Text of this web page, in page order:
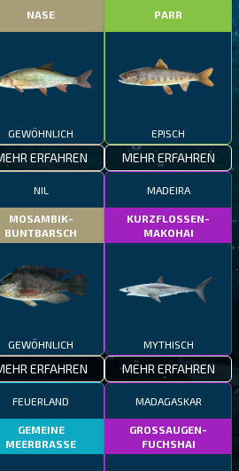
NASE
GEWÖHNLICH
ERFAHREN
PARR
EPISCH
MEHR ERFAHREN
NIL
MOSAMBIK-
BUNTBARSCH
GEWÖHNLICH
ERFAHREN
MADEIRA
KURZFLOSSEN-
MAKOHAI
MYTHISCH
MEHR ERFAHREN
FEUERLAND
GEMEINE
MEERBRASSE
MADAGASKAR
GROSSAUGEN-
FUCHSHAI